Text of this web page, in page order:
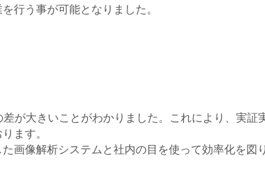
行う事が可能となりました。
が大きいことがわかりました。これにより、実証
ます。
画像解析システムと社内の目を使って効率化を図